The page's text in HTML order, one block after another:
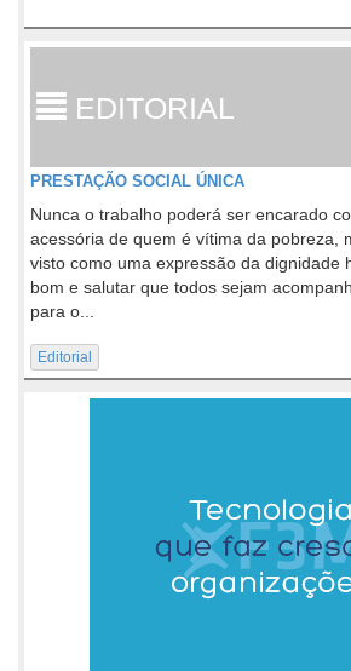
EDITORIAL
PRESTAÇÃO SOCIAL ÚNICA
Nunca o trabalho poderá ser encarado
acessória de quem é vítima da pobreza,
visto como uma expressão da dignidade
bom e salutar que todos sejam
para o...
Editorial